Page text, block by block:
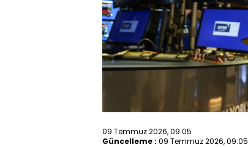
09 Temmuz 2026, 09:05
Güncelleme : 09 Temmuz 2026, 09:05